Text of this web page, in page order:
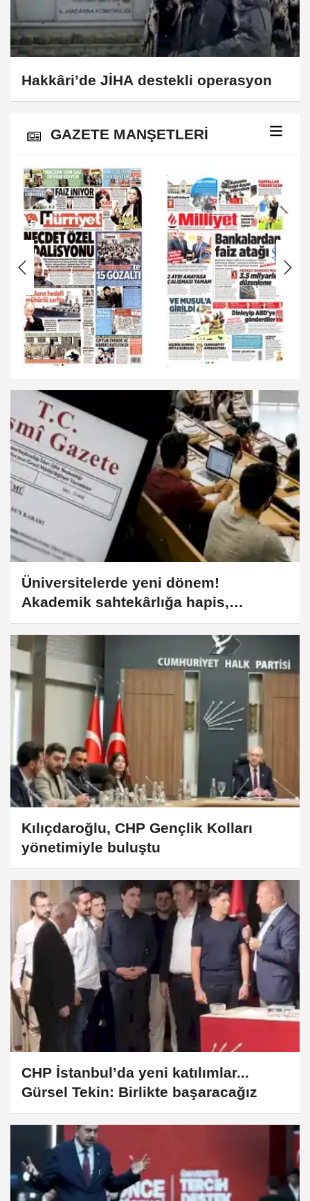
Hakkâri’de JİHA destekli operasyon
GAZETE MANŞETLERİ
Üniversitelerde yeni dönem!
Akademik sahtekârlığa hapis,
öğrencilere dönüş yolu
Kılıçdaroğlu, CHP Gençlik Kolları
yönetimiyle buluştu
CHP İstanbul’da yeni katılımlar...
Gürsel Tekin: Birlikte başaracağız